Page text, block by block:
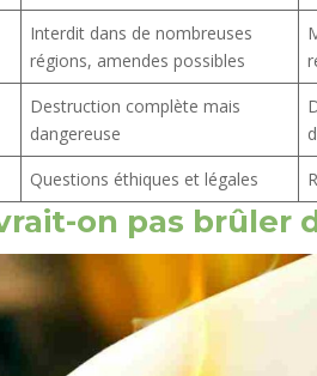
Interdit dans de nombreuses
régions, amendes possibles
Destruction complète mais
dangereuse
Questions éthiques et légales
on pas brûler